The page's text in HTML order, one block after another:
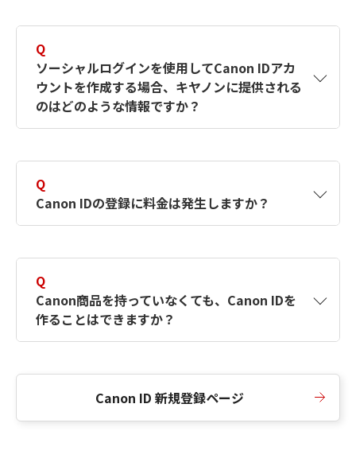
す。詳しい作成方法は【カメラ】Canon IDとは
何ですか？Canon IDの作成方法は？をご確認く
ださい。
Q
ソーシャルログインを使用してCanon IDアカ
ウントを作成する場合、キヤノンに提供される
のはどのような情報ですか？
択したサービスから取得します。アカウントを
簡単に作成できるように、この情報を使用して
Canon IDの登録フォームを入力します。
Q
Canon IDの登録に料金は発生しますか？
Q
Canon商品を持っていなくても、Canon IDを
作ることはできますか？
Canon ID 新規登録ページ